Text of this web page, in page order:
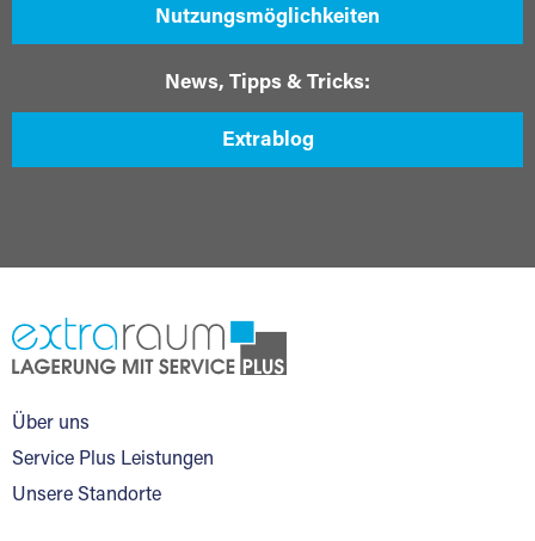
Nutzungsmöglichkeiten
News, Tipps & Tricks:
Extrablog
Über uns
Service Plus Leistungen
Unsere Standorte